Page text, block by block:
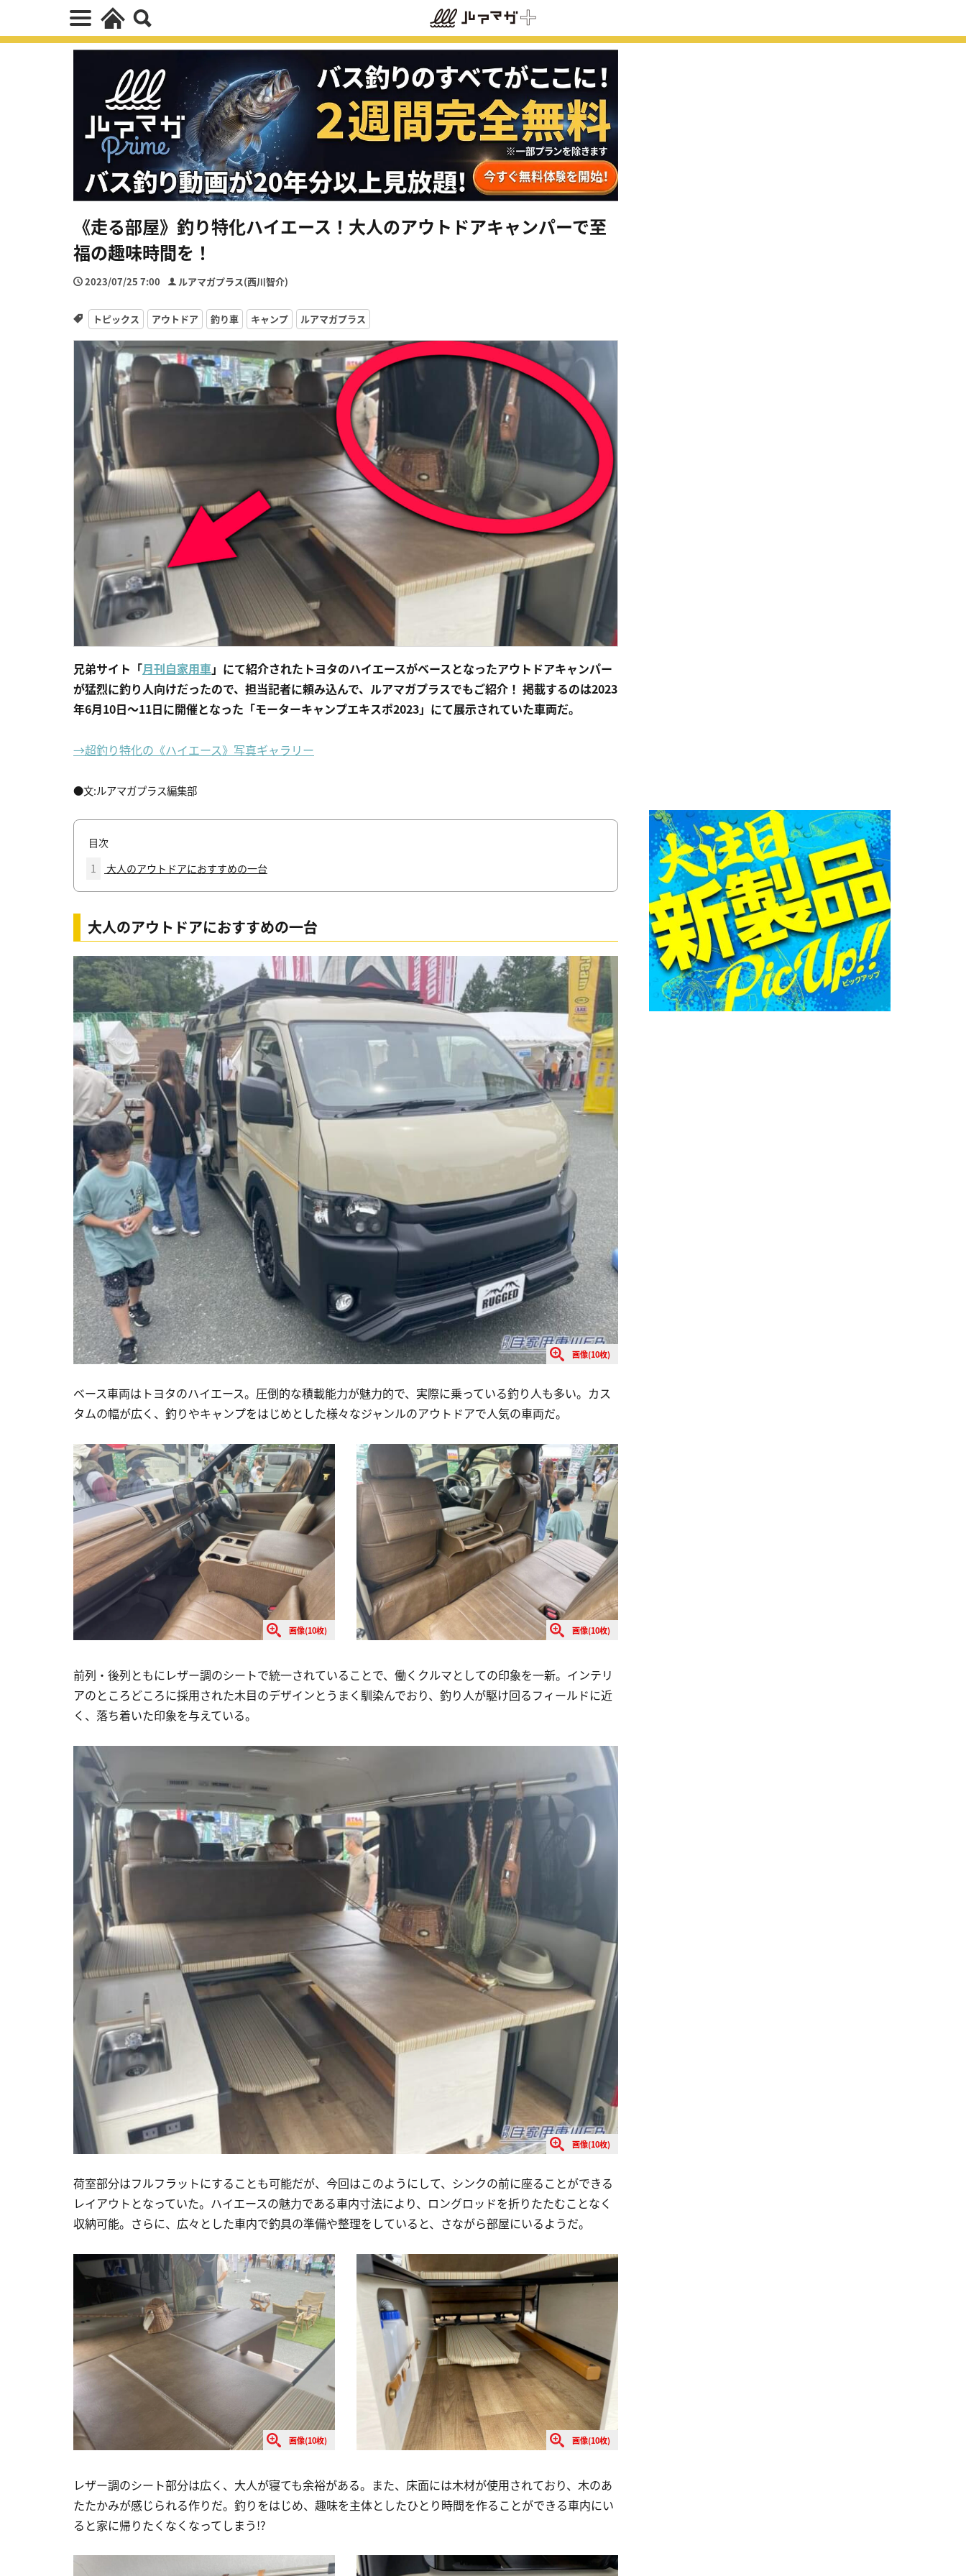
《走る部屋》釣り特化ハイエース！大人のアウトドアキャンパーで至
福の趣味時間を！
2023/07/25 7:00 ルアマガプラス(西川智介)
トピックス アウトドア 釣り車 キャンプ ルアマガプラス
兄弟サイト「月刊自家用車」にて紹介されたトヨタのハイエースがベースとなったアウトドアキャンパー
が猛烈に釣り人向けだったので、担当記者に頼み込んで、ルアマガプラスでもご紹介！ 掲載するのは2023
年6月10日〜11日に開催となった「モーターキャンプエキスポ2023」にて展示されていた車両だ。
→超釣り特化の《ハイエース》写真ギャラリー
●文:ルアマガプラス編集部
目次
1
大人のアウトドアにおすすめの一台
大人のアウトドアにおすすめの一台
画像(10枚)
ベース車両はトヨタのハイエース。圧倒的な積載能力が魅力的で、実際に乗っている釣り人も多い。カス
タムの幅が広く、釣りやキャンプをはじめとした様々なジャンルのアウトドアで人気の車両だ。
画像(10枚) 画像(10枚)
前列・後列ともにレザー調のシートで統一されていることで、働くクルマとしての印象を一新。インテリ
アのところどころに採用された木目のデザインとうまく馴染んでおり、釣り人が駆け回るフィールドに近
く、落ち着いた印象を与えている。
画像(10枚)
荷室部分はフルフラットにすることも可能だが、今回はこのようにして、シンクの前に座ることができる
レイアウトとなっていた。ハイエースの魅力である車内寸法により、ロングロッドを折りたたむことなく
収納可能。さらに、広々とした車内で釣具の準備や整理をしていると、さながら部屋にいるようだ。
画像(10枚) 画像(10枚)
レザー調のシート部分は広く、大人が寝ても余裕がある。また、床面には木材が使用されており、木のあ
たたかみが感じられる作りだ。釣りをはじめ、趣味を主体としたひとり時間を作ることができる車内にい
ると家に帰りたくなくなってしまう!?